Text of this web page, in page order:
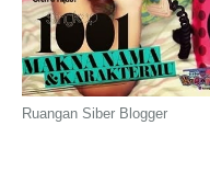
Ruangan Siber Blogger